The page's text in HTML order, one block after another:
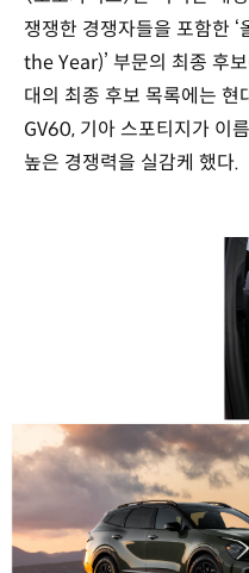
쟁쟁한 경쟁자들을 포함한
the Year)’ 부문의 최종 후
대의 최종 후보 목록에는 현
GV60, 기아 스포티지가 이
높은 경쟁력을 실감케 했다.